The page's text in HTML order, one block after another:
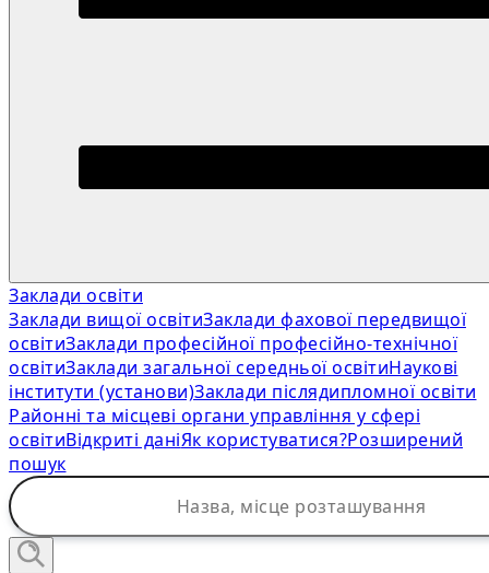
Заклади освіти
Заклади вищої освітиЗаклади фахової передвищої
освітиЗаклади професійної професійно-технічної
освітиЗаклади загальної середньої освітиНаукові
інститути (установи)Заклади післядипломної освіти
Районні та місцеві органи управління у сфері
освітиВідкриті даніЯк користуватися?Розширений
пошук